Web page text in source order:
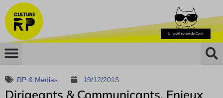
RP & Médias 19/12/2013
Dirigeants & Communicants, Enjeux